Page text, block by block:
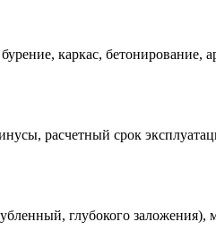
каркас, бетонирование,
расчетный срок
глубокого